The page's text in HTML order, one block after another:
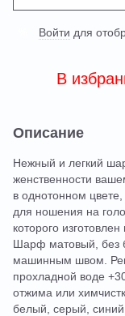
Войти для
В
Описание
Нежный и легкий
женственности
в однотонном
для ношения на
которого
Шарф матовый, без
машинным швом.
прохладной воде
отжима или
белый, серый,